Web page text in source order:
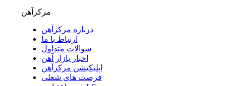
مرکزآهن
درباره مرکزآهن
ارتباط با ما
سوالات متداول
اخبار بازار آهن
اپلیکیشن مرکزآهن
فرصت های شغلی